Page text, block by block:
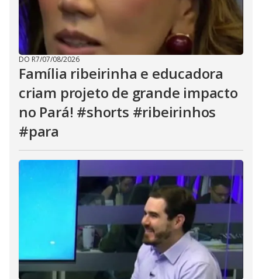
DO R7/07/08/2026
Família ribeirinha e educadora
criam projeto de grande impacto
no Pará! #shorts #ribeirinhos
#para